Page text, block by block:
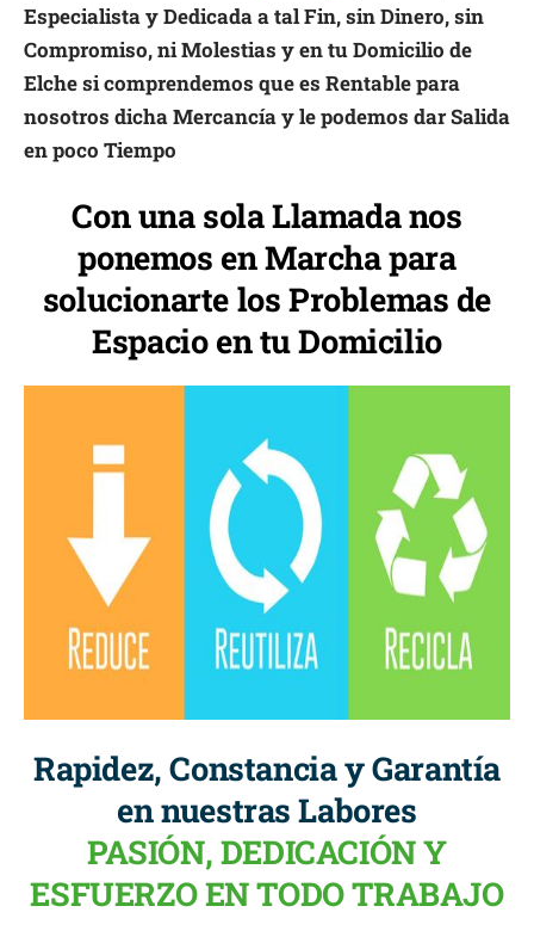
Especialista y Dedicada a tal Fin, sin Dinero, sin
Compromiso, ni Molestias y en tu Domicilio de
Elche si comprendemos que es Rentable para
nosotros dicha Mercancía y le podemos dar Salida
en poco Tiempo
Con una sola Llamada nos
ponemos en Marcha para
solucionarte los Problemas de
Espacio en tu Domicilio
Rapidez, Constancia y Garantía
en nuestras Labores
PASIÓN, DEDICACIÓN Y
ESFUERZO EN TODO TRABAJO